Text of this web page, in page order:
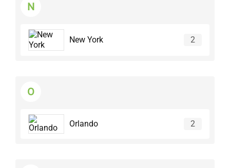
N
New York 2
O
Orlando 2